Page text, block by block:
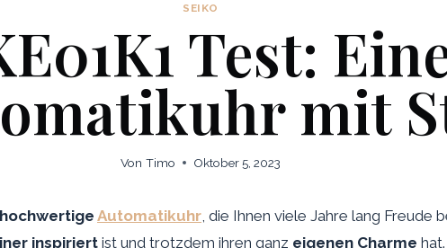
SEIKO
Test:
mit
Von Timo Oktober 5, 2023
hochwertige Automatikuhr, die Ihnen viele Jahre lang Freude
inspiriert ist und trotzdem ihren ganz eigenen Charme